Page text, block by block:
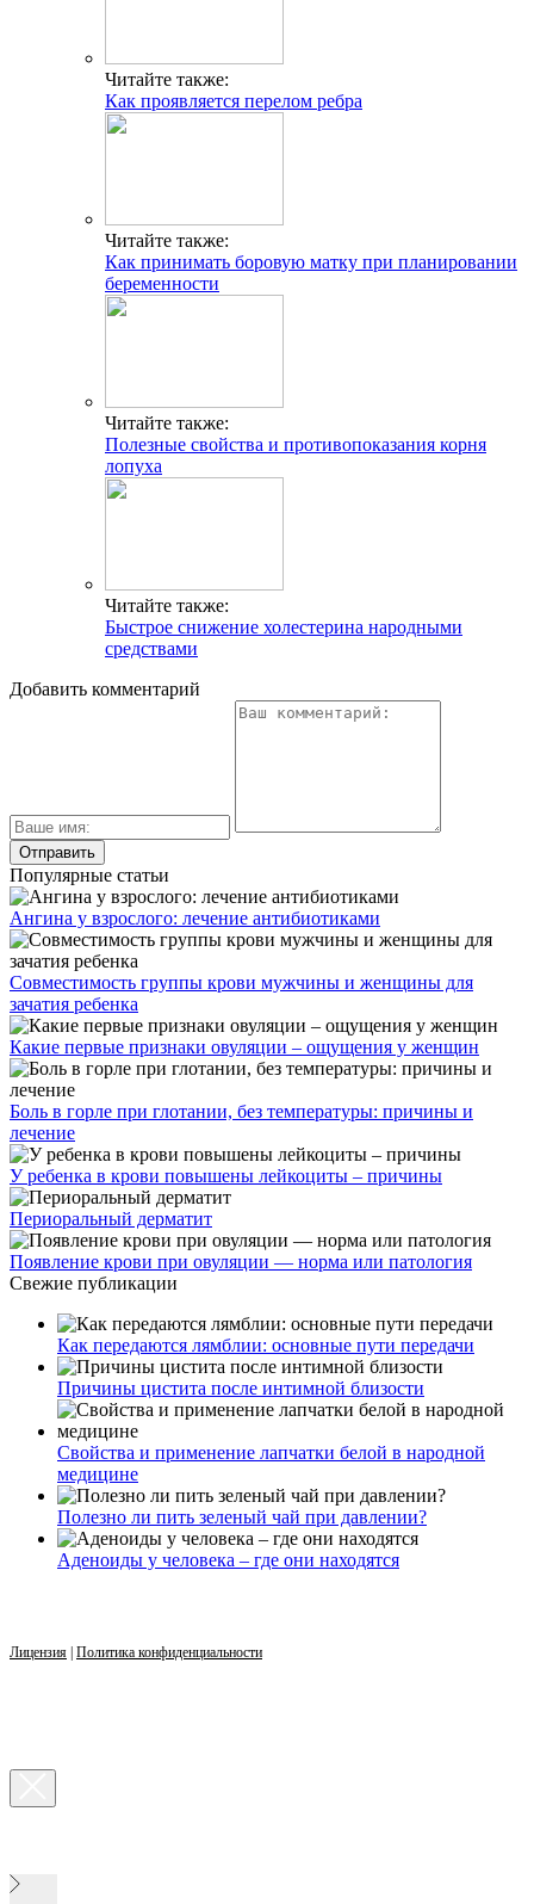
Читайте также:
Как проявляется перелом ребра
Читайте также:
Как принимать боровую матку при планировании
беременности
Читайте также:
Полезные свойства и противопоказания корня
лопуха
Читайте также:
Быстрое снижение холестерина народными
средствами
Добавить комментарий
Популярные статьи
Ангина у взрослого: лечение антибиотиками
Совместимость группы крови мужчины и женщины для
зачатия ребенка
Какие первые признаки овуляции – ощущения у женщин
Боль в горле при глотании, без температуры: причины и
лечение
У ребенка в крови повышены лейкоциты – причины
Периоральный дерматит
Появление крови при овуляции — норма или патология
Свежие публикации
Как передаются лямблии: основные пути передачи
Причины цистита после интимной близости
Свойства и применение лапчатки белой в народной
медицине
Полезно ли пить зеленый чай при давлении?
Аденоиды у человека – где они находятся
Лицензия | Политика конфиденциальности